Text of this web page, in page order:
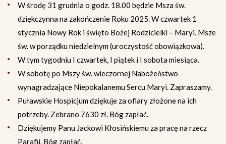
W środę 31 grudnia o godz. 18.00 będzie Msza św.
dziękczynna na zakończenie Roku 2025. W czwartek 1
stycznia Nowy Rok i święto Bożej Rodzicielki – Maryi. Msze
św. w porządku niedzielnym (uroczystość obowiązkowa).
W tym tygodniu I czwartek, I piątek i I sobota miesiąca.
W sobotę po Mszy św. wieczornej Nabożeństwo
wynagradzające Niepokalanemu Sercu Maryi. Zapraszamy.
Puławskie Hospicjum dziękuje za ofiary złożone na ich
potrzeby. Zebrano 7630 zł. Bóg zapłać.
Dziękujemy Panu Jackowi Kłosińskiemu za pracę na rzecz
Parafii. Bóg zapłać.